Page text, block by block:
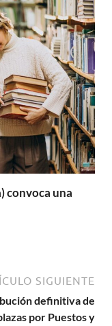
convoca una
SIGUIENTE
definitiva de
por Puestos y